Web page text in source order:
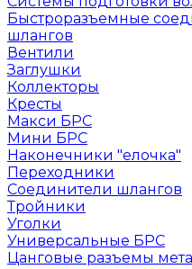
Быстроразъемные
шлангов
Вентили
Заглушки
Коллекторы
Кресты
Макси БРС
Мини БРС
Наконечники "елочка"
Переходники
Соединители шлангов
Тройники
Уголки
Универсальные БРС
Цанговые разъемы